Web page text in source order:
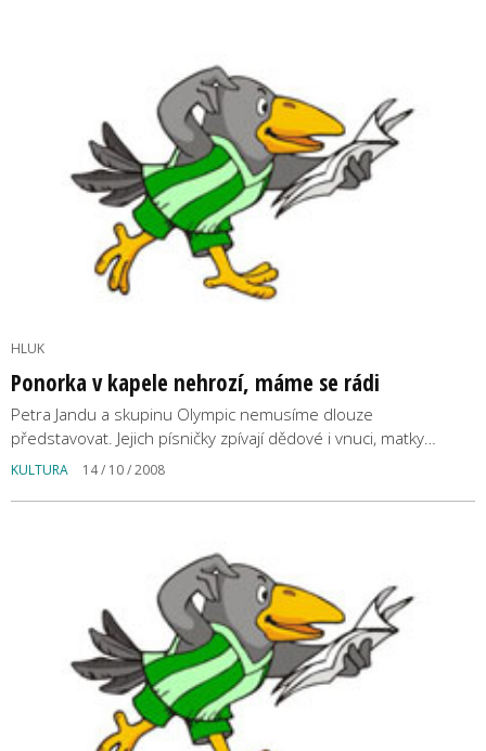
HLUK
Ponorka v kapele nehrozí, máme se rádi
Petra Jandu a skupinu Olympic nemusíme dlouze
představovat. Jejich písničky zpívají dědové i vnuci, matky…
KULTURA 14 / 10 / 2008